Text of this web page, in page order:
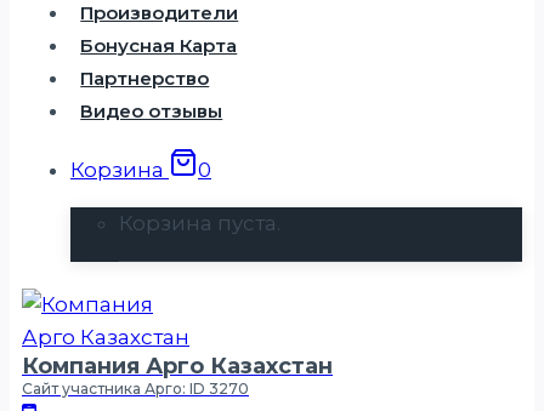
Производители
Бонусная Карта
Партнерство
Видео отзывы
Корзина 0
Корзина пуста.
Компания Арго Казахстан
Сайт участника Арго: ID 3270